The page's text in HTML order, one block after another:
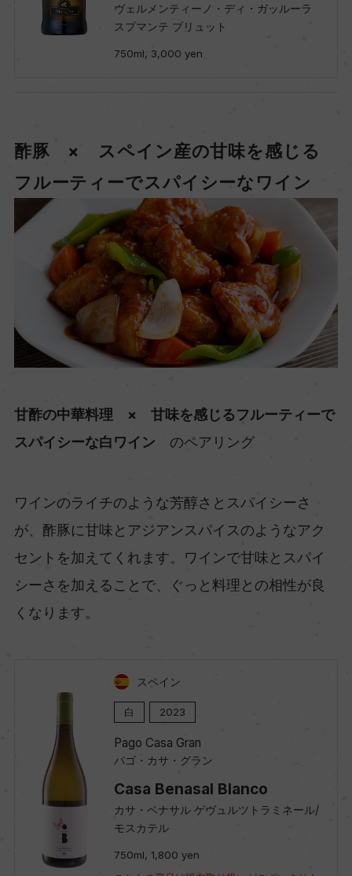
ヴェルメンティーノ・ディ・ガッルーラ
スプマンテ ブリュット
750ml, 3,000 yen
酢豚 × スペイン産の甘味を感じる
フルーティーでスパイシーなワイン
甘酢の中華料理 × 甘味を感じるフルーティーで
スパイシーな白ワイン のペアリング
ワインのライチのような芳醇さとスパイシーさ
が、酢豚に甘味とアジアンスパイスのようなアク
セントを加えてくれます。ワインで甘味とスパイ
シーさを加えることで、ぐっと料理との相性が良
くなります。
スペイン
白 2023
Pago Casa Gran
パゴ・カサ・グラン
Casa Benasal Blanco
カサ・ベナサル ゲヴュルツトラミネール/
モスカテル
750ml, 1,800 yen